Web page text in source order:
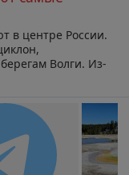
в центре России.
Волги. Из-